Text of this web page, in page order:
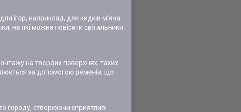
ігор, наприклад, для кидків м'яча.
на які можна повісити світильники
на твердих поверхнях, таких
за допомогою ременів, що
городу, створюючи сприятливі